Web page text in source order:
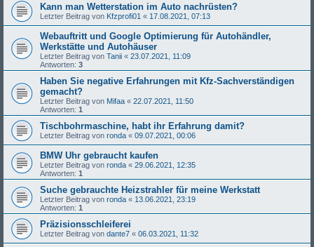
Kann man Wetterstation im Auto nachrüsten?
Letzter Beitrag von Kfzprofi01 « 17.08.2021, 07:13
Webauftritt und Google Optimierung für Autohändler,
Werkstätte und Autohäuser
Letzter Beitrag von Tanii « 23.07.2021, 11:09
Antworten: 3
Haben Sie negative Erfahrungen mit Kfz-Sachverständigen
gemacht?
Letzter Beitrag von Mifaa « 22.07.2021, 11:50
Antworten: 1
Tischbohrmaschine, habt ihr Erfahrung damit?
Letzter Beitrag von ronda « 09.07.2021, 00:06
BMW Uhr gebraucht kaufen
Letzter Beitrag von ronda « 29.06.2021, 12:35
Antworten: 1
Suche gebrauchte Heizstrahler für meine Werkstatt
Letzter Beitrag von ronda « 13.06.2021, 23:19
Antworten: 1
Präzisionsschleiferei
Letzter Beitrag von dante7 « 06.03.2021, 11:32